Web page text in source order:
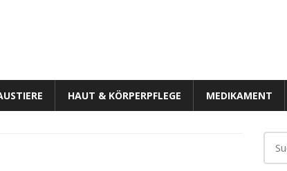
HAUT & KÖRPERPFLEGE MEDIKAMENT